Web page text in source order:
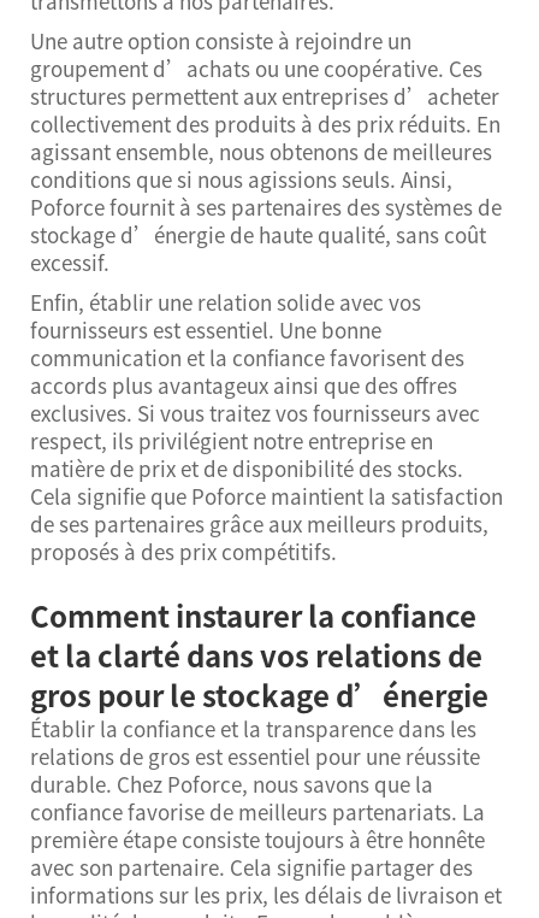
Une autre option consiste à rejoindre un
groupement d’achats ou une coopérative. Ces
structures permettent aux entreprises d’acheter
collectivement des produits à des prix réduits. En
agissant ensemble, nous obtenons de meilleures
conditions que si nous agissions seuls. Ainsi,
Poforce fournit à ses partenaires des systèmes de
stockage d’énergie de haute qualité, sans coût
excessif.
Enfin, établir une relation solide avec vos
fournisseurs est essentiel. Une bonne
communication et la confiance favorisent des
accords plus avantageux ainsi que des offres
exclusives. Si vous traitez vos fournisseurs avec
respect, ils privilégient notre entreprise en
matière de prix et de disponibilité des stocks.
Cela signifie que Poforce maintient la satisfaction
de ses partenaires grâce aux meilleurs produits,
proposés à des prix compétitifs.
Comment instaurer la confiance
et la clarté dans vos relations de
gros pour le stockage d’énergie
Établir la confiance et la transparence dans les
relations de gros est essentiel pour une réussite
durable. Chez Poforce, nous savons que la
confiance favorise de meilleurs partenariats. La
première étape consiste toujours à être honnête
avec son partenaire. Cela signifie partager des
informations sur les prix, les délais de livraison et